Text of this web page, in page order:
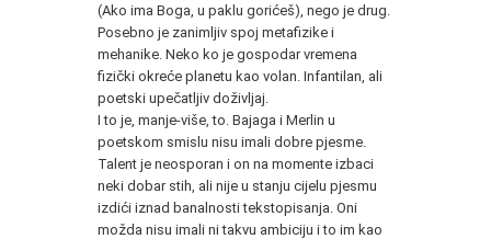
(Ako ima Boga, u paklu gorićeš), nego je drug.
Posebno je zanimljiv spoj metafizike i
mehanike. Neko ko je gospodar vremena
fizički okreće planetu kao volan. Infantilan, ali
poetski upečatljiv doživljaj.
I to je, manje-više, to. Bajaga i Merlin u
poetskom smislu nisu imali dobre pjesme.
Talent je neosporan i on na momente izbaci
neki dobar stih, ali nije u stanju cijelu pjesmu
izdići iznad banalnosti tekstopisanja. Oni
možda nisu imali ni takvu ambiciju i to im kao